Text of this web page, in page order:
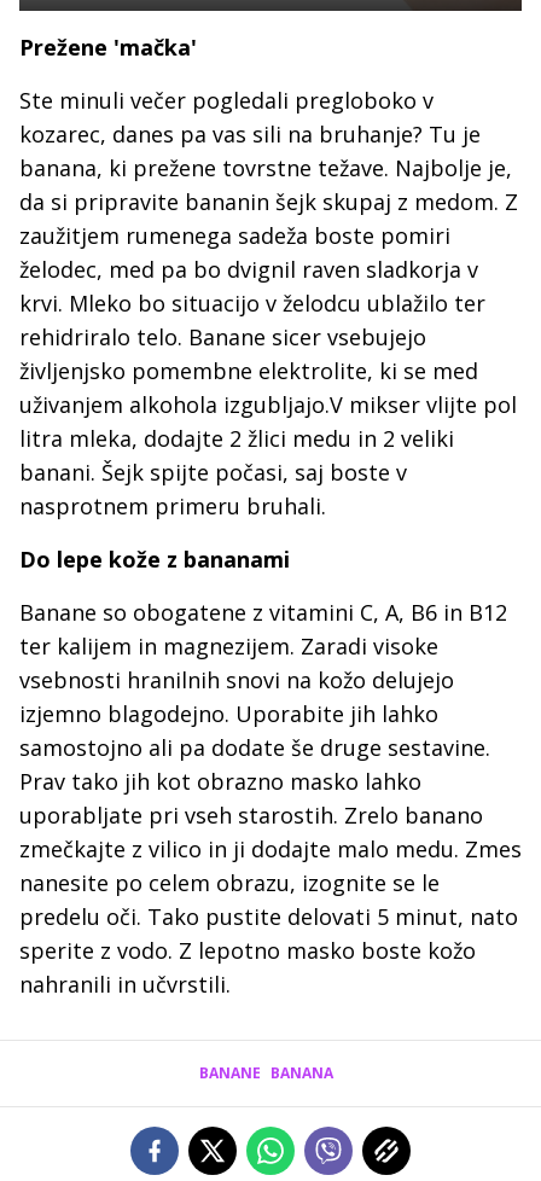
Prežene 'mačka'
Ste minuli večer pogledali pregloboko v
kozarec, danes pa vas sili na bruhanje? Tu je
banana, ki prežene tovrstne težave. Najbolje je,
da si pripravite bananin šejk skupaj z medom. Z
zaužitjem rumenega sadeža boste pomiri
želodec, med pa bo dvignil raven sladkorja v
krvi. Mleko bo situacijo v želodcu ublažilo ter
rehidriralo telo. Banane sicer vsebujejo
življenjsko pomembne elektrolite, ki se med
uživanjem alkohola izgubljajo.V mikser vlijte pol
litra mleka, dodajte 2 žlici medu in 2 veliki
banani. Šejk spijte počasi, saj boste v
nasprotnem primeru bruhali.
Do lepe kože z bananami
Banane so obogatene z vitamini C, A, B6 in B12
ter kalijem in magnezijem. Zaradi visoke
vsebnosti hranilnih snovi na kožo delujejo
izjemno blagodejno. Uporabite jih lahko
samostojno ali pa dodate še druge sestavine.
Prav tako jih kot obrazno masko lahko
uporabljate pri vseh starostih. Zrelo banano
zmečkajte z vilico in ji dodajte malo medu. Zmes
nanesite po celem obrazu, izognite se le
predelu oči. Tako pustite delovati 5 minut, nato
sperite z vodo. Z lepotno masko boste kožo
nahranili in učvrstili.
BANANE BANANA